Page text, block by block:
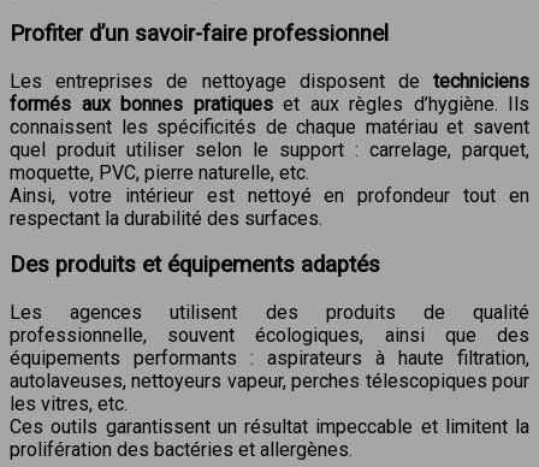
Profiter d’un savoir-faire professionnel
Les entreprises de nettoyage disposent de techniciens
formés aux bonnes pratiqueset aux règles d’hygiène. Ils
connaissent les spécificités de chaque matériau et savent
quel produit utiliser selon le support : carrelage, parquet,
moquette, PVC, pierre naturelle, etc.
Ainsi, votre intérieur est nettoyé en profondeur tout en
respectant la durabilité des surfaces.
Des produits et équipements adaptés
Les agences utilisent des produits de qualité
professionnelle, souvent écologiques, ainsi que des
équipements performants : aspirateurs à haute filtration,
autolaveuses, nettoyeurs vapeur, perches télescopiques pour
les vitres, etc.
Ces outils garantissent un résultat impeccable et limitent la
prolifération des bactéries et allergènes.